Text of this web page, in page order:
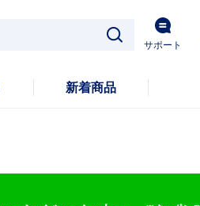
サポート
新着商品